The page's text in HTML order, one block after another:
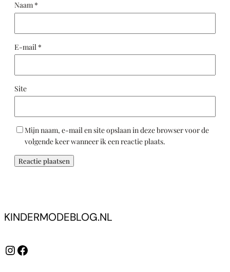
Naam *
E-mail *
Site
Mijn naam, e-mail en site opslaan in deze browser voor de
volgende keer wanneer ik een reactie plaats.
KINDERMODEBLOG.NL
InstagramFacebook